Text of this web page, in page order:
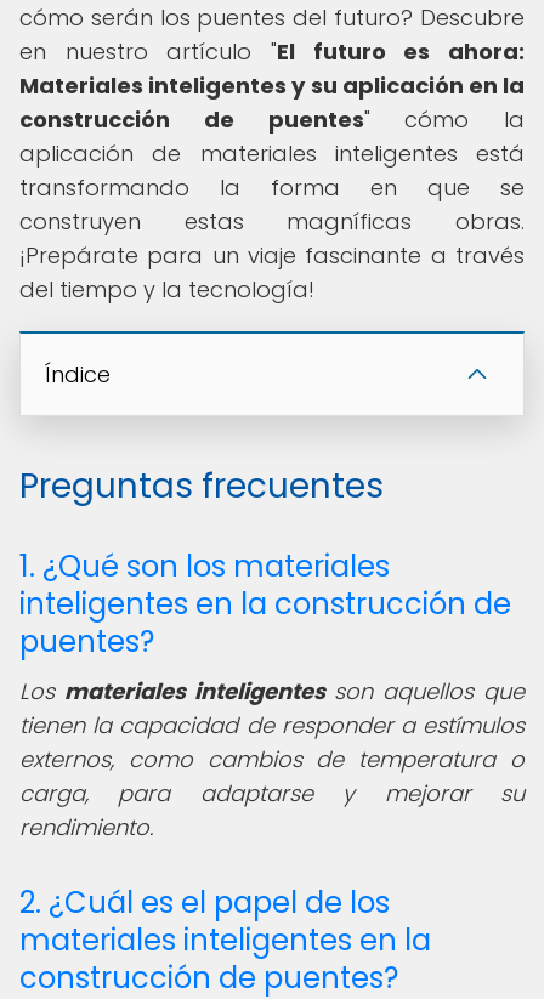
cómo serán los puentes del futuro? Descubre
en nuestro artículo "El futuro es ahora:
Materiales inteligentes y su aplicación en la
construcción de puentes" cómo la
aplicación de materiales inteligentes está
transformando la forma en que se
construyen estas magníficas obras.
¡Prepárate para un viaje fascinante a través
del tiempo y la tecnología!
Índice
Preguntas frecuentes
1. ¿Qué son los materiales
inteligentes en la construcción de
puentes?
Los materiales inteligentesson aquellos que
tienen la capacidad de responder a estímulos
externos, como cambios de temperatura o
carga, para adaptarse y mejorar su
rendimiento.
2. ¿Cuál es el papel de los
materiales inteligentes en la
construcción de puentes?